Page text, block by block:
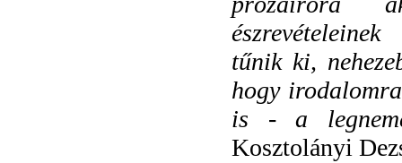
tűnik ki,
hogy
is - a
Kosztolányi